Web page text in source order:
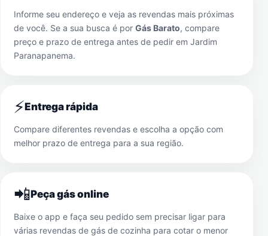
Informe seu endereço e veja as revendas mais próximas
de você. Se a sua busca é por Gás Barato, compare
preço e prazo de entrega antes de pedir em Jardim
Paranapanema.
⚡Entrega rápida
Compare diferentes revendas e escolha a opção com
melhor prazo de entrega para a sua região.
📲Peça gás online
Baixe o app e faça seu pedido sem precisar ligar para
várias revendas de gás de cozinha para cotar o menor